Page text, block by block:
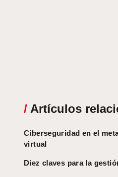
/ Artículos
Ciberseguridad en el
virtual
Diez claves para la